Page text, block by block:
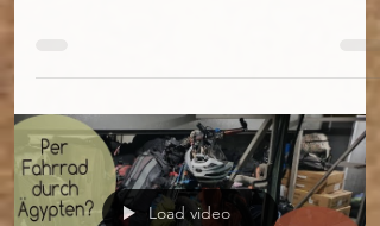
Load video